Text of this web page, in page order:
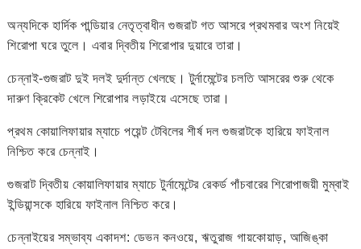
অন্যদিকে হার্দিক পান্ডিয়ার নেতৃত্বাধীন গুজরাট গত আসরে প্রথমবার অংশ নিয়েই
শিরোপা ঘরে তুলে। এবার দ্বিতীয় শিরোপার দুয়ারে তারা।
চেন্নাই-গুজরাট দুই দলই দুর্দান্ত খেলছে। টুর্নামেন্টের চলতি আসরের শুরু থেকে
দারুণ ক্রিকেট খেলে শিরোপার লড়াইয়ে এসেছে তারা।
প্রথম কোয়ালিফায়ার ম্যাচে পয়েন্ট টেবিলের শীর্ষ দল গুজরাটকে হারিয়ে ফাইনাল
নিশ্চিত করে চেন্নাই।
গুজরাট দ্বিতীয় কোয়ালিফায়ার ম্যাচে টুর্নামেন্টের রেকর্ড পাঁচবারের শিরোপাজয়ী মুম্বাই
ইন্ডিয়ান্সকে হারিয়ে ফাইনাল নিশ্চিত করে।
চেন্নাইয়ের সম্ভাব্য একাদশ: ডেভন কনওয়ে, ঋতুরাজ গায়কোয়াড়, আজিঙ্কা